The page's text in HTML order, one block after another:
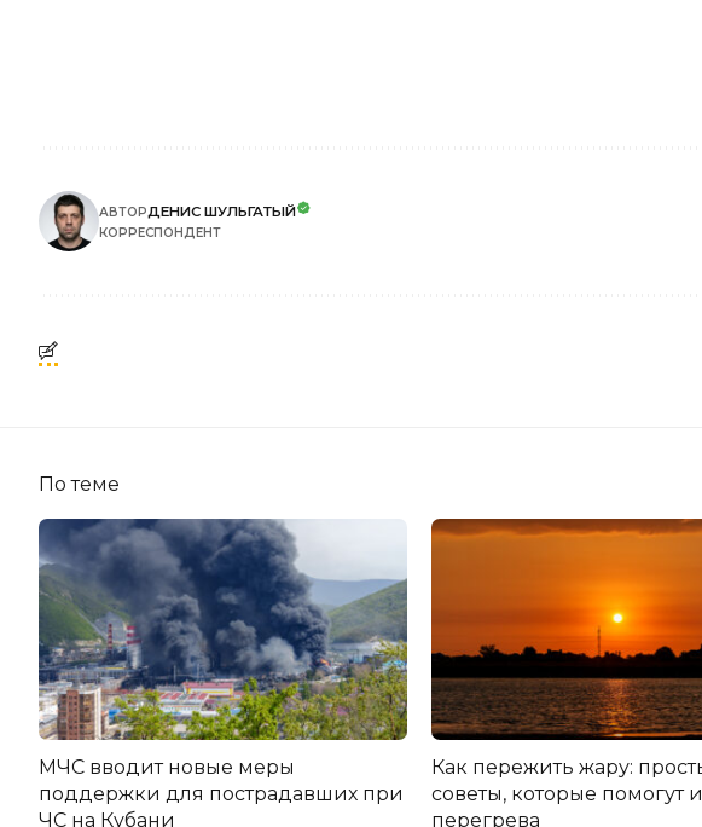
АВТОРДЕНИС ШУЛЬГАТЫЙ
КОРРЕСПОНДЕНТ
По теме
МЧС вводит новые меры
поддержки для пострадавших при
ЧС на Кубани
Как пережить жару:
советы, которые помогут
перегрева